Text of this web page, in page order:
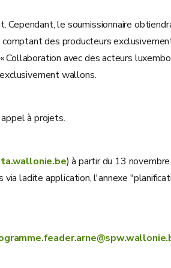
le soumissionnaire
des producteurs
avec des acteurs
wallons.
à projets.
) à partir du 13
ladite application, l'annexe